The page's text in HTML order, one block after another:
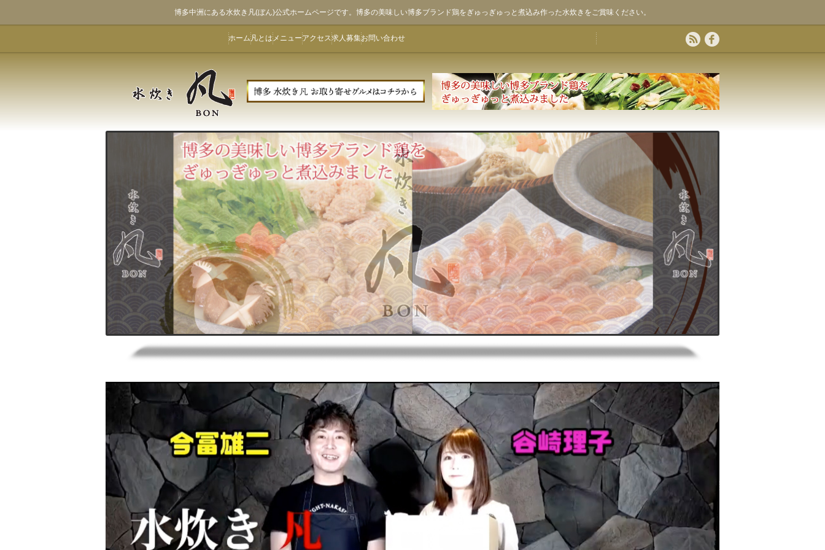
博多中洲にある水炊き凡(ぼん)公式ホームページです。博多の美味しい博多ブランド鶏をぎゅっぎゅっと煮込み作った水炊きをご賞味ください。
ホーム凡とはメニューアクセス求人募集お問い合わせ